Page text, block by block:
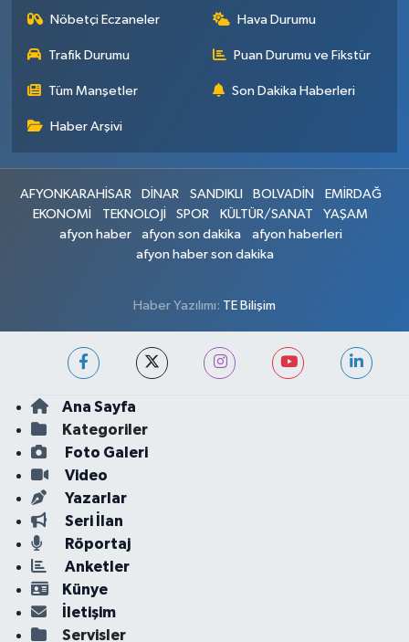
Nöbetçi Eczaneler Hava Durumu
Trafik Durumu Puan Durumu ve Fikstür
Tüm Manşetler Son Dakika Haberleri
Haber Arşivi
AFYONKARAHİSAR DİNAR SANDIKLI BOLVADİN
EMİRDAĞ
EKONOMİ
TEKNOLOJİ SPOR KÜLTÜR/SANAT
YAŞAM
afyon haber
afyon son dakika
afyon haberleri
afyon haber son dakika
Haber Yazılımı: TE Bilişim
Ana Sayfa
Kategoriler
Foto Galeri
Video
Yazarlar
Seri İlan
Röportaj
Anketler
Künye
İletişim
Servisler